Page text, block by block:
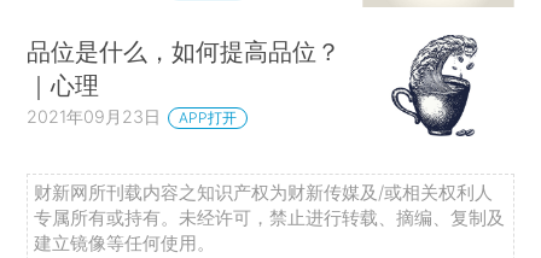
品位是什么，如何提高品位？
｜心理
2021年09月23日 APP打开
财新网所刊载内容之知识产权为财新传媒及/或相关权利人
专属所有或持有。未经许可，禁止进行转载、摘编、复制及
建立镜像等任何使用。